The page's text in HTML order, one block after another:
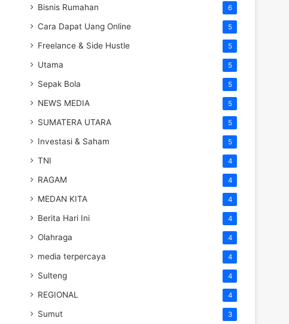
Bisnis Rumahan 6
Cara Dapat Uang Online 5
Freelance & Side Hustle 5
Utama 5
Sepak Bola 5
NEWS MEDIA 5
SUMATERA UTARA 5
Investasi & Saham 5
TNI 4
RAGAM 4
MEDAN KITA 4
Berita Hari Ini 4
Olahraga 4
media terpercaya 4
Sulteng 4
REGIONAL 4
Sumut 3